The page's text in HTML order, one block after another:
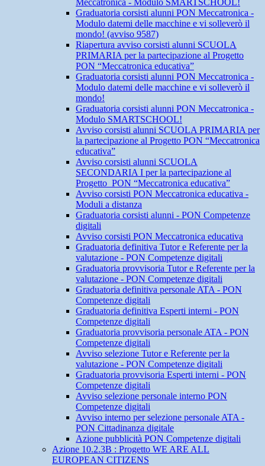
Meccatronica - Modulo SMARTSCHOOL!
Graduatoria corsisti alunni PON Meccatronica -
Modulo datemi delle macchine e vi solleverò il
mondo! (avviso 9587)
Riapertura avviso corsisti alunni SCUOLA
PRIMARIA per la partecipazione al Progetto
PON “Meccatronica educativa”
Graduatoria corsisti alunni PON Meccatronica -
Modulo datemi delle macchine e vi solleverò il
mondo!
Graduatoria corsisti alunni PON Meccatronica -
Modulo SMARTSCHOOL!
Avviso corsisti alunni SCUOLA PRIMARIA per
la partecipazione al Progetto PON “Meccatronica
educativa”
Avviso corsisti alunni SCUOLA
SECONDARIA I per la partecipazione al
Progetto PON “Meccatronica educativa”
Avviso corsisti PON Meccatronica educativa -
Moduli a distanza
Graduatoria corsisti alunni - PON Competenze
digitali
Avviso corsisti PON Meccatronica educativa
Graduatoria definitiva Tutor e Referente per la
valutazione - PON Competenze digitali
Graduatoria provvisoria Tutor e Referente per la
valutazione - PON Competenze digitali
Graduatoria definitiva personale ATA - PON
Competenze digitali
Graduatoria definitiva Esperti interni - PON
Competenze digitali
Graduatoria provvisoria personale ATA - PON
Competenze digitali
Avviso selezione Tutor e Referente per la
valutazione - PON Competenze digitali
Graduatoria provvisoria Esperti interni - PON
Competenze digitali
Avviso selezione personale interno PON
Competenze digitali
Avviso interno per selezione personale ATA -
PON Cittadinanza digitale
Azione pubblicità PON Competenze digitali
Azione 10.2.3B : Progetto WE ARE ALL
EUROPEAN CITIZENS